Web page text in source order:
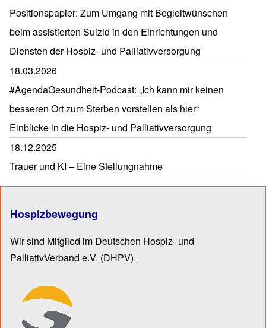
Positionspapier: Zum Umgang mit Begleitwünschen
beim assistierten Suizid in den Einrichtungen und
Diensten der Hospiz- und Palliativversorgung
18.03.2026
#AgendaGesundheit-Podcast: „Ich kann mir keinen
besseren Ort zum Sterben vorstellen als hier“
Einblicke in die Hospiz- und Palliativversorgung
18.12.2025
Trauer und KI – Eine Stellungnahme
Hospizbewegung
Wir sind Mitglied im Deutschen Hospiz- und
PalliativVerband e.V. (DHPV).